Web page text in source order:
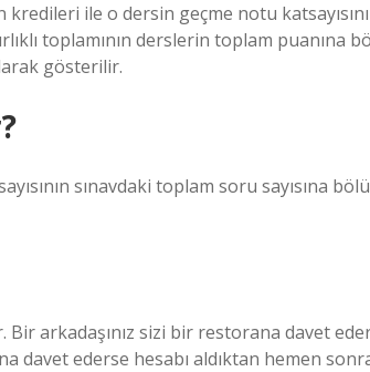
kredileri ile o dersin geçme notu
toplamının derslerin toplam puanına
gösterilir.
sınavdaki toplam soru sayısına
Bir arkadaşınız sizi bir restorana davet
davet ederse hesabı aldıktan hemen